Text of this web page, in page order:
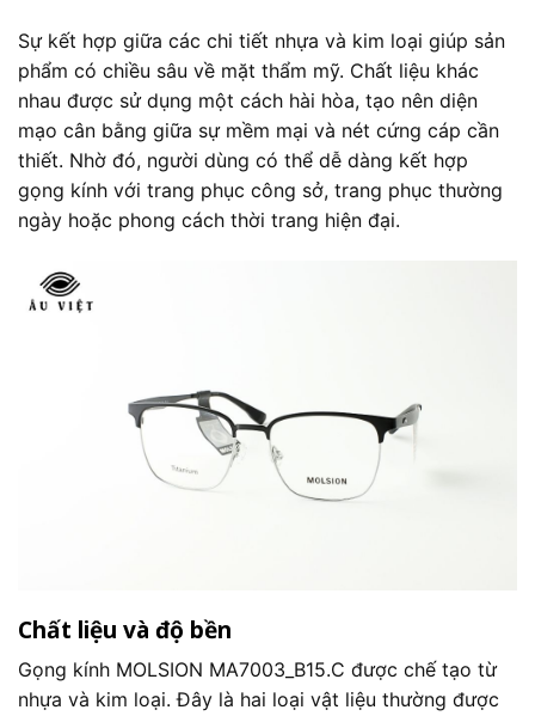
Sự kết hợp giữa các chi tiết nhựa và kim loại giúp sản
phẩm có chiều sâu về mặt thẩm mỹ. Chất liệu khác
nhau được sử dụng một cách hài hòa, tạo nên diện
mạo cân bằng giữa sự mềm mại và nét cứng cáp cần
thiết. Nhờ đó, người dùng có thể dễ dàng kết hợp
gọng kính với trang phục công sở, trang phục thường
ngày hoặc phong cách thời trang hiện đại.
Chất liệu và độ bền
Gọng kính MOLSION MA7003_B15.C được chế tạo từ
nhựa và kim loại. Đây là hai loại vật liệu thường được